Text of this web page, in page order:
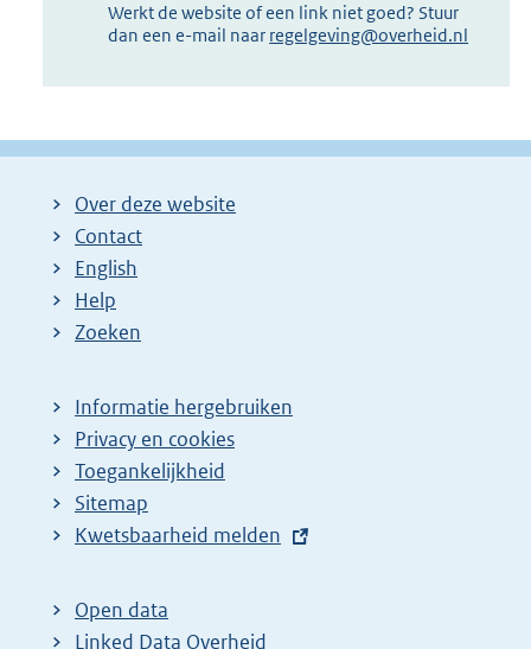
Werkt de website of een link niet goed? Stuur
dan een e-mail naar regelgeving@overheid.nl
Over deze website
Contact
English
Help
Zoeken
Informatie hergebruiken
Privacy en cookies
Toegankelijkheid
Sitemap
E
t
e
Kwetsbaarheid melden
Open data
Linked Data Overheid